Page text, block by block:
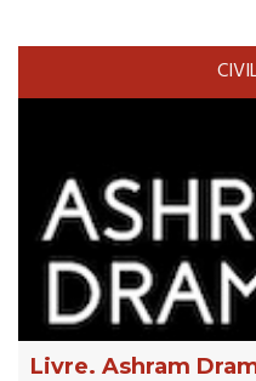
Livre. Ashram